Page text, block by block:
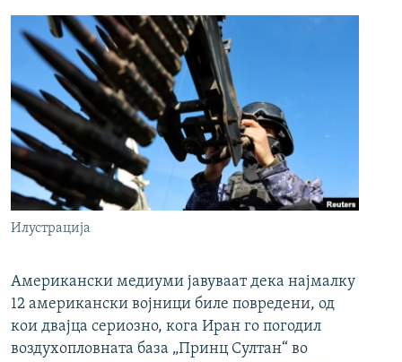
Илустрација
Американски медиуми јавуваат дека најмалку
12 американски војници биле повредени, од
кои двајца сериозно, кога Иран го погодил
воздухопловната база „Принц Султан“ во